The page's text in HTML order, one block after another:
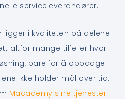
serviceleverandører.
ligger i kvaliteten på delene
altfor mange tilfeller hvor
bare for å oppdage
ikke holder mål over tid.
Macademy sine tjenester